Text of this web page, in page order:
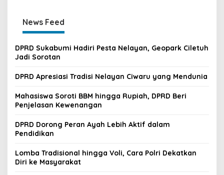
News Feed
DPRD Sukabumi Hadiri Pesta Nelayan, Geopark Ciletuh
Jadi Sorotan
DPRD Apresiasi Tradisi Nelayan Ciwaru yang Mendunia
Mahasiswa Soroti BBM hingga Rupiah, DPRD Beri
Penjelasan Kewenangan
DPRD Dorong Peran Ayah Lebih Aktif dalam
Pendidikan
Lomba Tradisional hingga Voli, Cara Polri Dekatkan
Diri ke Masyarakat